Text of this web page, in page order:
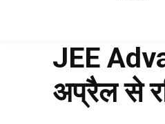
JEE
अप्रैल से